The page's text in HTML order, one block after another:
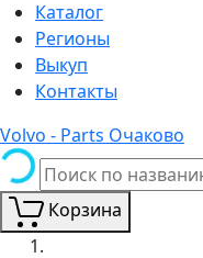
Каталог
Регионы
Выкуп
Контакты
Volvo - Parts Очаково
Корзина